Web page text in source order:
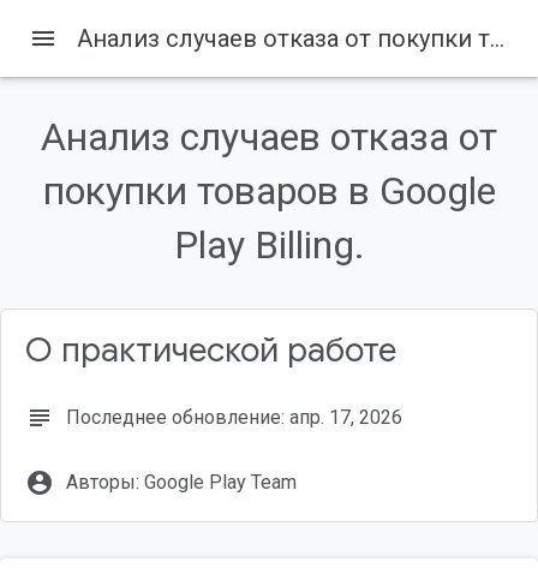
1. Введение
Аудитория
Что вам понадобится...
2. Создайте демонстрационное приложение.
menu Анализ случаев отказа от покупки товаров в Google Play Billing.
Анализ случаев отказа от
покупки товаров в Google
Play Billing.
О практической работе
subject Последнее обновление: апр. 17, 2026
account_circle Авторы: Google Play Team